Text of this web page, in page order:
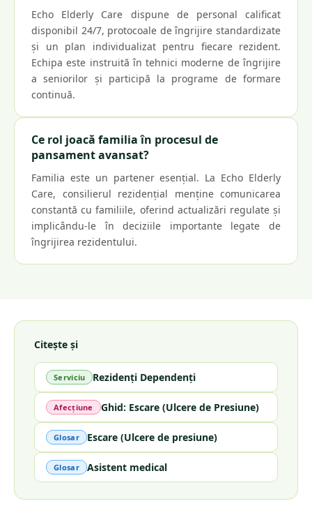
Echo Elderly Care dispune de personal calificat
disponibil 24/7, protocoale de îngrijire standardizate
și un plan individualizat pentru fiecare rezident.
Echipa este instruită în tehnici moderne de îngrijire
a seniorilor și participă la programe de formare
continuă.
Ce rol joacă familia în procesul de
pansament avansat?
Familia este un partener esențial. La Echo Elderly
Care, consilierul rezidențial menține comunicarea
constantă cu familiile, oferind actualizări regulate și
implicându-le în deciziile importante legate de
îngrijirea rezidentului.
Citește și
Serviciu Rezidenți Dependenți
Afecțiune Ghid: Escare (Ulcere de Presiune)
Glosar Escare (Ulcere de presiune)
Glosar Asistent medical